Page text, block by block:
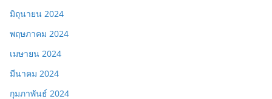
มิถุนายน 2024
พฤษภาคม 2024
เมษายน 2024
มีนาคม 2024
กุมภาพันธ์ 2024